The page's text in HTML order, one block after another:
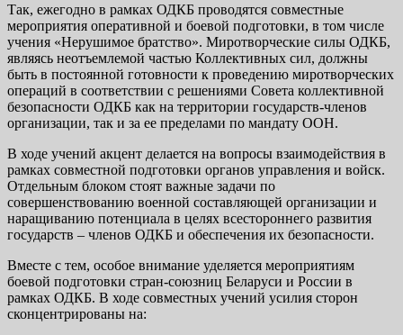
Так, ежегодно в рамках ОДКБ проводятся совместные
мероприятия оперативной и боевой подготовки, в том числе
учения «Нерушимое братство». Миротворческие силы ОДКБ,
являясь неотъемлемой частью Коллективных сил, должны
быть в постоянной готовности к проведению миротворческих
операций в соответствии с решениями Совета коллективной
безопасности ОДКБ как на территории государств-членов
организации, так и за ее пределами по мандату ООН.
В ходе учений акцент делается на вопросы взаимодействия в
рамках совместной подготовки органов управления и войск.
Отдельным блоком стоят важные задачи по
совершенствованию военной составляющей организации и
наращиванию потенциала в целях всестороннего развития
государств – членов ОДКБ и обеспечения их безопасности.
Вместе с тем, особое внимание уделяется мероприятиям
боевой подготовки стран-союзниц Беларуси и России в
рамках ОДКБ. В ходе совместных учений усилия сторон
сконцентрированы на: